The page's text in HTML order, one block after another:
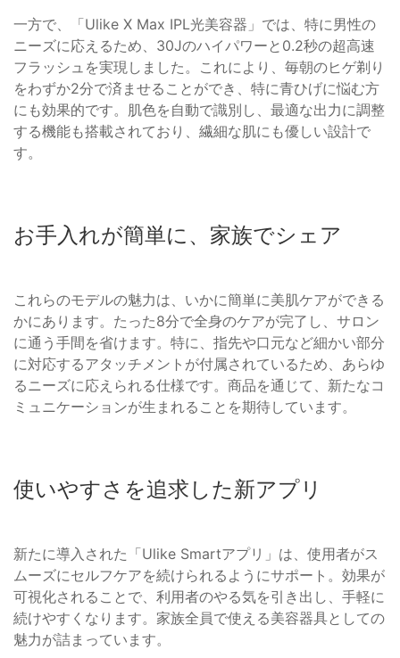
一方で、「Ulike X Max IPL光美容器」では、特に男性の
ニーズに応えるため、30Jのハイパワーと0.2秒の超高速
フラッシュを実現しました。これにより、毎朝のヒゲ剃り
をわずか2分で済ませることができ、特に青ひげに悩む方
にも効果的です。肌色を自動で識別し、最適な出力に調整
する機能も搭載されており、繊細な肌にも優しい設計で
す。
お手入れが簡単に、家族でシェア
これらのモデルの魅力は、いかに簡単に美肌ケアができる
かにあります。たった8分で全身のケアが完了し、サロン
に通う手間を省けます。特に、指先や口元など細かい部分
に対応するアタッチメントが付属されているため、あらゆ
るニーズに応えられる仕様です。商品を通じて、新たなコ
ミュニケーションが生まれることを期待しています。
使いやすさを追求した新アプリ
新たに導入された「Ulike Smartアプリ」は、使用者がス
ムーズにセルフケアを続けられるようにサポート。効果が
可視化されることで、利用者のやる気を引き出し、手軽に
続けやすくなります。家族全員で使える美容器具としての
魅力が詰まっています。